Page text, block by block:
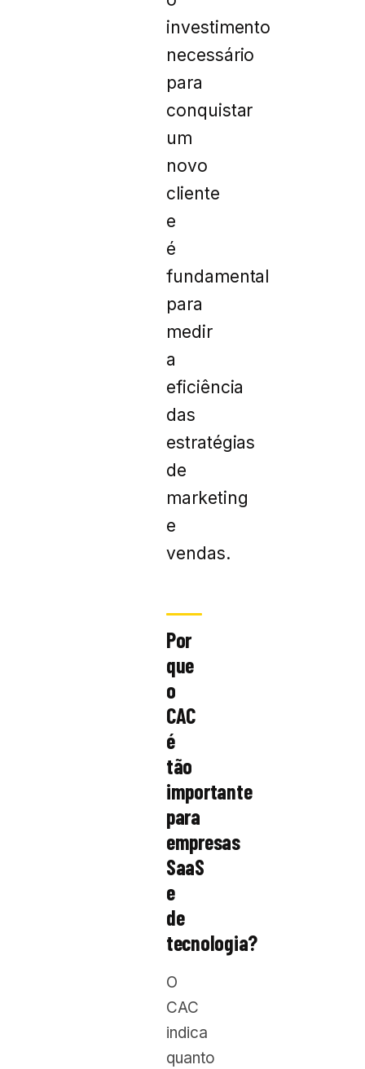
investimento
necessário
para
conquistar
um
novo
cliente
e
é
fundamental
para
medir
a
eficiência
das
estratégias
de
marketing
e
vendas.
Por
que
o
CAC
é
tão
importante
para
empresas
SaaS
e
de
tecnologia?
O
CAC
indica
quanto